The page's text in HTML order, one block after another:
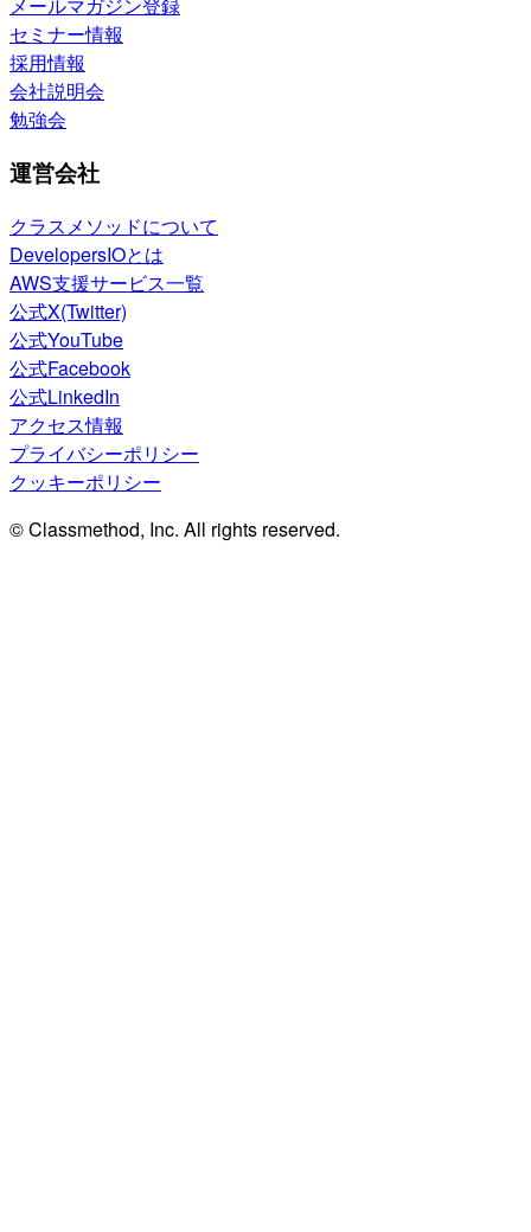
メールマガジン登録
セミナー情報
採用情報
会社説明会
勉強会
運営会社
クラスメソッドについて
DevelopersIOとは
AWS支援サービス一覧
公式X(Twitter)
公式YouTube
公式Facebook
公式LinkedIn
アクセス情報
プライバシーポリシー
クッキーポリシー
© Classmethod, Inc. All rights reserved.